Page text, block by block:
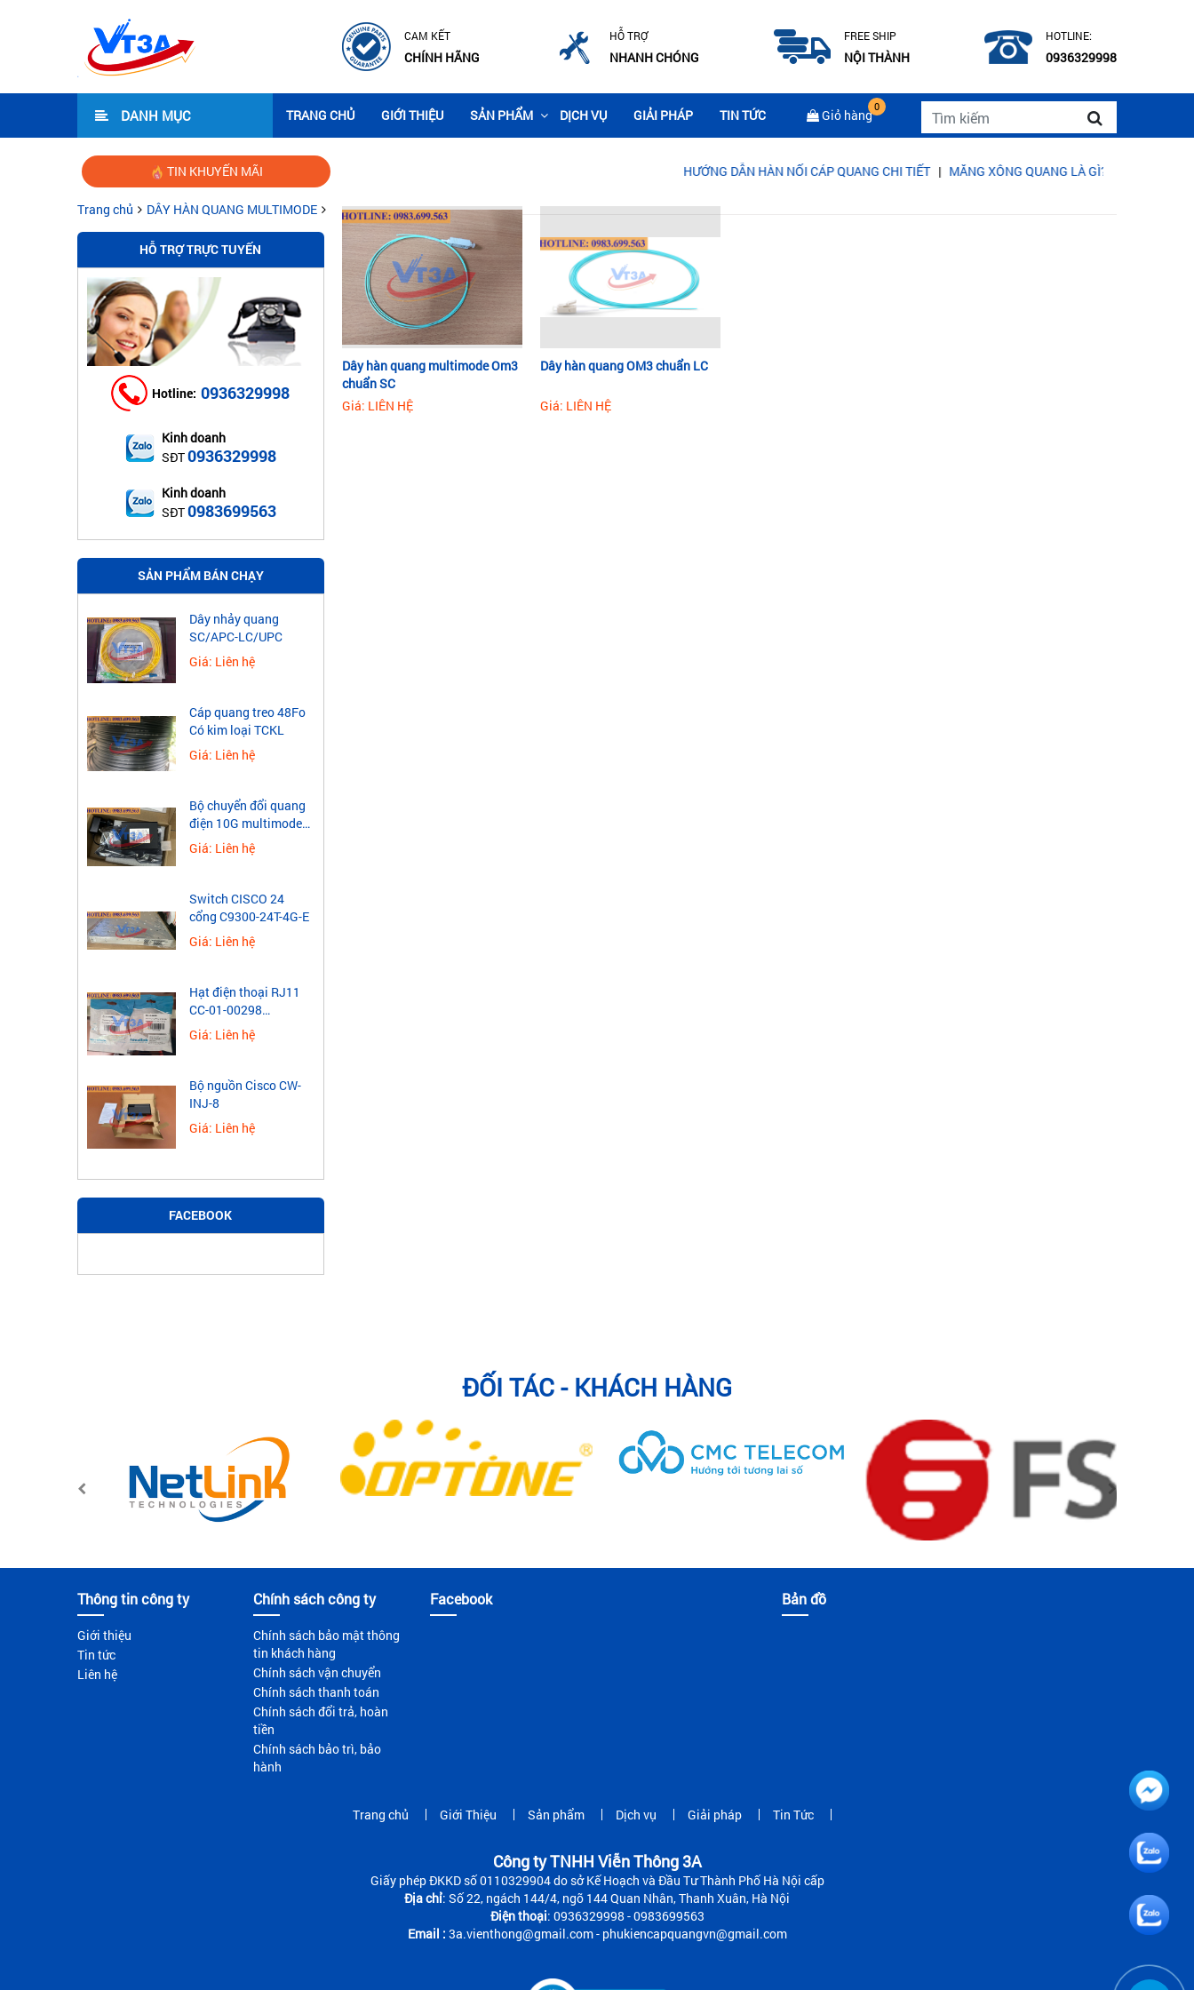
CAM KẾT
CHÍNH HÃNG
HỖ TRỢ
NHANH CHÓNG
FREE SHIP
NỘI THÀNH
HOTLINE:
0936329998
DANH MỤC TRANG CHỦ GIỚI THIỆU SẢN PHẨM DỊCH VỤ GIẢI PHÁP TIN TỨC Giỏ hàng
0
TIN KHUYẾN MÃI HƯỚNG DẪN HÀN NỐI CÁP QUANG CHI TIẾT|MĂNG XÔNG QUANG LÀ GÌ? CẤU TẠO CỦA MĂNG
Trang chủ DÂY HÀN QUANG MULTIMODE
HỖ TRỢ TRỰC TUYẾN
Hotline: 0936329998
Kinh doanh
SĐT0936329998
Kinh doanh
SĐT0983699563
SẢN PHẨM BÁN CHẠY
Dây nhảy quang
SC/APC-LC/UPC
Giá: Liên hệ
Cáp quang treo 48Fo
Có kim loại TCKL
Giá: Liên hệ
Bộ chuyển đổi quang
điện 10G multimode
Wintop YT-10G-SFP-
AS
Giá: Liên hệ
Switch CISCO 24
cổng C9300-24T-4G-E
Giá: Liên hệ
Hạt điện thoại RJ11
CC-01-00298
Novalink 4 chân mạ
vàng
Giá: Liên hệ
Bộ nguồn Cisco CW-
INJ-8
Giá: Liên hệ
FACEBOOK
Dây hàn quang multimode Om3
chuẩn SC
Giá: LIÊN HỆ
​Dây hàn quang OM3 chuẩn LC
Giá: LIÊN HỆ
ĐỐI TÁC - KHÁCH HÀNG
Thông tin công ty
Giới thiệu
Tin tức
Liên hệ
Chính sách công ty
Chính sách bảo mật thông
tin khách hàng
Chính sách vận chuyển
Chính sách thanh toán
Chính sách đổi trả, hoàn
tiền
Chính sách bảo trì, bảo
hành
Facebook Bản đồ
Trang chủ Giới Thiệu Sản phẩm Dịch vụ Giải pháp Tin Tức
Công ty TNHH Viễn Thông 3A
Giấy phép ĐKKD số 0110329904 do sở Kế Hoạch và Đầu Tư Thành Phố Hà Nội cấp
Địa chỉ: Số 22, ngách 144/4, ngõ 144 Quan Nhân, Thanh Xuân, Hà Nội
Điện thoại: 0936329998 - 0983699563
Email : 3a.vienthong@gmail.com - phukiencapquangvn@gmail.com